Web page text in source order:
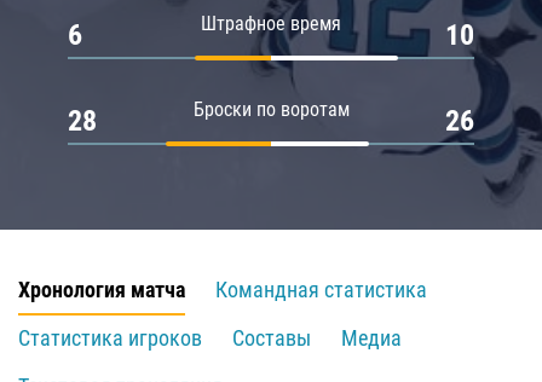
Штрафное время
6 10
Броски по воротам
28 26
Хронология матча
Командная статистика
Статистика игроков
Составы
Медиа